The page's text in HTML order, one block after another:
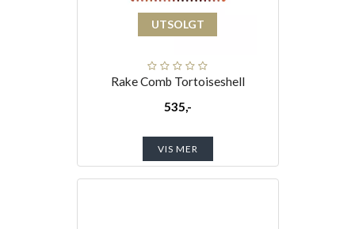
UTSOLGT
Rake Comb Tortoiseshell
535,-
VIS MER